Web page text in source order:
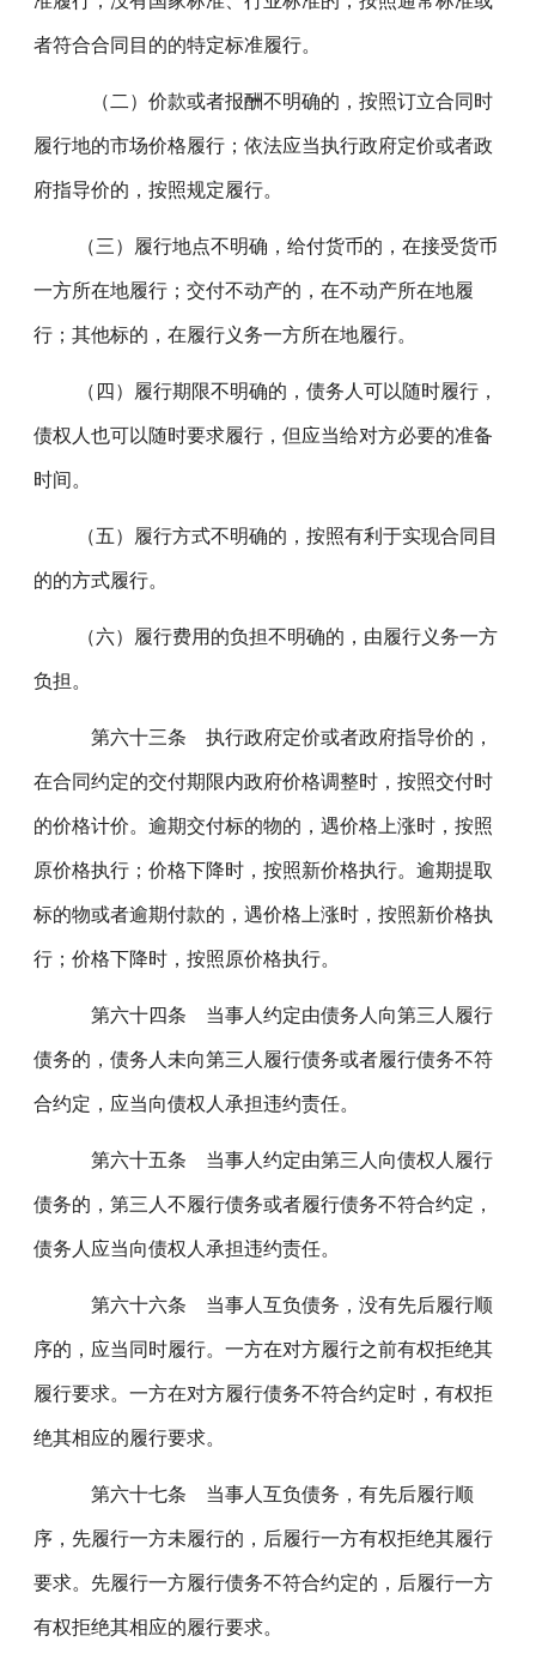
者符合合同目的的特定标准履行。
（二）价款或者报酬不明确的，按照订立合同时
履行地的市场价格履行；依法应当执行政府定价或者政
府指导价的，按照规定履行。
（三）履行地点不明确，给付货币的，在接受货币
一方所在地履行；交付不动产的，在不动产所在地履
行；其他标的，在履行义务一方所在地履行。
（四）履行期限不明确的，债务人可以随时履行，
债权人也可以随时要求履行，但应当给对方必要的准备
时间。
（五）履行方式不明确的，按照有利于实现合同目
的的方式履行。
（六）履行费用的负担不明确的，由履行义务一方
负担。
第六十三条 执行政府定价或者政府指导价的，
在合同约定的交付期限内政府价格调整时，按照交付时
的价格计价。逾期交付标的物的，遇价格上涨时，按照
原价格执行；价格下降时，按照新价格执行。逾期提取
标的物或者逾期付款的，遇价格上涨时，按照新价格执
行；价格下降时，按照原价格执行。
第六十四条 当事人约定由债务人向第三人履行
债务的，债务人未向第三人履行债务或者履行债务不符
合约定，应当向债权人承担违约责任。
第六十五条 当事人约定由第三人向债权人履行
债务的，第三人不履行债务或者履行债务不符合约定，
债务人应当向债权人承担违约责任。
第六十六条 当事人互负债务，没有先后履行顺
序的，应当同时履行。一方在对方履行之前有权拒绝其
履行要求。一方在对方履行债务不符合约定时，有权拒
绝其相应的履行要求。
第六十七条 当事人互负债务，有先后履行顺
序，先履行一方未履行的，后履行一方有权拒绝其履行
要求。先履行一方履行债务不符合约定的，后履行一方
有权拒绝其相应的履行要求。